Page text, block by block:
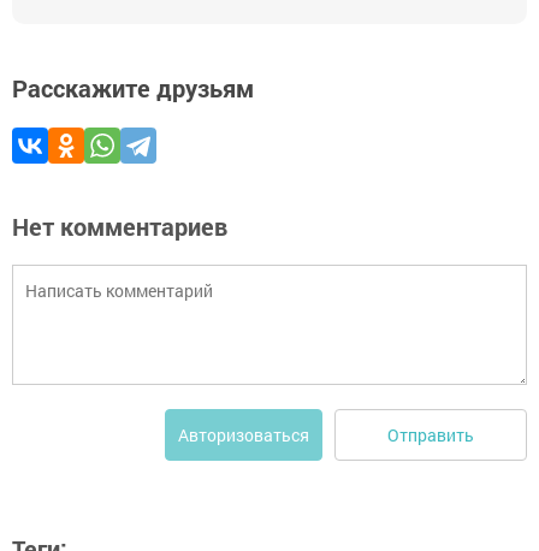
Расскажите друзьям
Нет комментариев
Авторизоваться Отправить